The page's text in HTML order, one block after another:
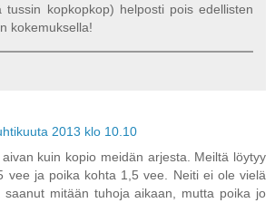
tussin kopkopkop) helposti pois edellisten
kokemuksella!
2013 klo 10.10
kuin kopio meidän arjesta. Meiltä löytyy
vee ja poika kohta 1,5 vee. Neiti ei ole vielä
saanut mitään tuhoja aikaan, mutta poika jo